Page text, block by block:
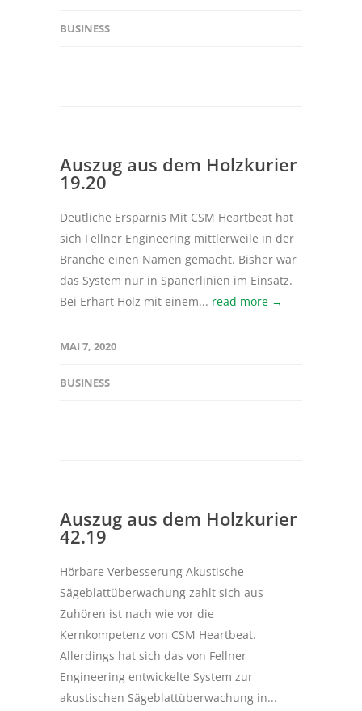
BUSINESS
Auszug aus dem Holzkurier
19.20
Deutliche Ersparnis Mit CSM Heartbeat hat
sich Fellner Engineering mittlerweile in der
Branche einen Namen gemacht. Bisher war
das System nur in Spanerlinien im Einsatz.
Bei Erhart Holz mit einem... read more →
MAI 7, 2020
BUSINESS
Auszug aus dem Holzkurier
42.19
Hörbare Verbesserung Akustische
Sägeblattüberwachung zahlt sich aus
Zuhören ist nach wie vor die
Kernkompetenz von CSM Heartbeat.
Allerdings hat sich das von Fellner
Engineering entwickelte System zur
akustischen Sägeblattüberwachung in...